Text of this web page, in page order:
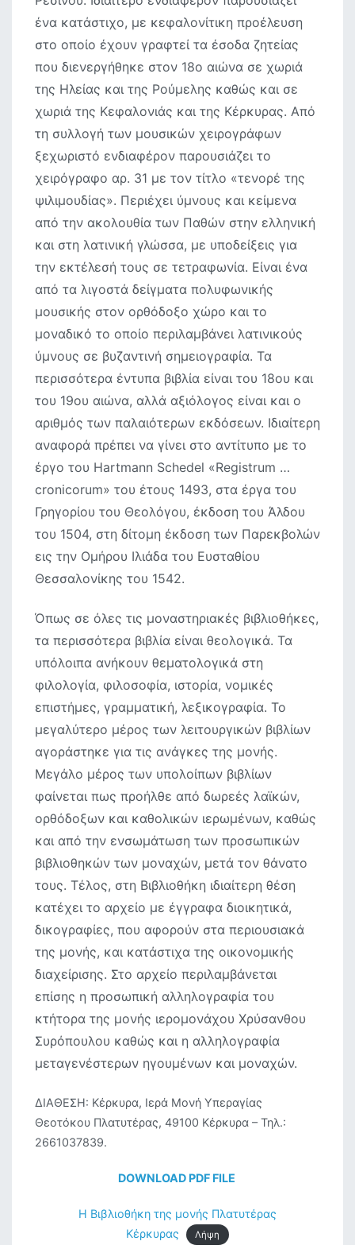
ένα κατάστιχο, με κεφαλονίτικη προέλευση
στο οποίο έχουν γραφτεί τα έσοδα ζητείας
που διενεργήθηκε στον 18ο αιώνα σε χωριά
της Ηλείας και της Ρούμελης καθώς και σε
χωριά της Κεφαλονιάς και της Κέρκυρας. Από
τη συλλογή των μουσικών χειρογράφων
ξεχωριστό ενδιαφέρον παρουσιάζει το
χειρόγραφο αρ. 31 με τον τίτλο «τενορέ της
ψιλιμουδίας». Περιέχει ύμνους και κείμενα
από την ακολουθία των Παθών στην ελληνική
και στη λατινική γλώσσα, με υποδείξεις για
την εκτέλεσή τους σε τετραφωνία. Είναι ένα
από τα λιγοστά δείγματα πολυφωνικής
μουσικής στον ορθόδοξο χώρο και το
μοναδικό το οποίο περιλαμβάνει λατινικούς
ύμνους σε βυζαντινή σημειογραφία. Τα
περισσότερα έντυπα βιβλία είναι του 18ου και
του 19ου αιώνα, αλλά αξιόλογος είναι και ο
αριθμός των παλαιότερων εκδόσεων. Ιδιαίτερη
αναφορά πρέπει να γίνει στο αντίτυπο με το
έργο του Hartmann Schedel «Registrum …
cronicorum» του έτους 1493, στα έργα του
Γρηγορίου του Θεολόγου, έκδοση του Άλδου
του 1504, στη δίτομη έκδοση των Παρεκβολών
εις την Ομήρου Ιλιάδα του Ευσταθίου
Θεσσαλονίκης του 1542.
Όπως σε όλες τις μοναστηριακές βιβλιοθήκες,
τα περισσότερα βιβλία είναι θεολογικά. Τα
υπόλοιπα ανήκουν θεματολογικά στη
φιλολογία, φιλοσοφία, ιστορία, νομικές
επιστήμες, γραμματική, λεξικογραφία. Το
μεγαλύτερο μέρος των λειτουργικών βιβλίων
αγοράστηκε για τις ανάγκες της μονής.
Μεγάλο μέρος των υπολοίπων βιβλίων
φαίνεται πως προήλθε από δωρεές λαϊκών,
ορθόδοξων και καθολικών ιερωμένων, καθώς
και από την ενσωμάτωση των προσωπικών
βιβλιοθηκών των μοναχών, μετά τον θάνατο
τους. Τέλος, στη Βιβλιοθήκη ιδιαίτερη θέση
κατέχει το αρχείο με έγγραφα διοικητικά,
δικογραφίες, που αφορούν στα περιουσιακά
της μονής, και κατάστιχα της οικονομικής
διαχείρισης. Στο αρχείο περιλαμβάνεται
επίσης η προσωπική αλληλογραφία του
κτήτορα της μονής ιερομονάχου Χρύσανθου
Συρόπουλου καθώς και η αλληλογραφία
μεταγενέστερων ηγουμένων και μοναχών.
ΔΙΑΘΕΣΗ: Κέρκυρα, Ιερά Μονή Υπεραγίας
Θεοτόκου Πλατυτέρας, 49100 Κέρκυρα – Τηλ.:
2661037839.
DOWNLOAD PDF FILE
H Βιβλιοθήκη της μονής Πλατυτέρας
Κέρκυρας
Λήψη